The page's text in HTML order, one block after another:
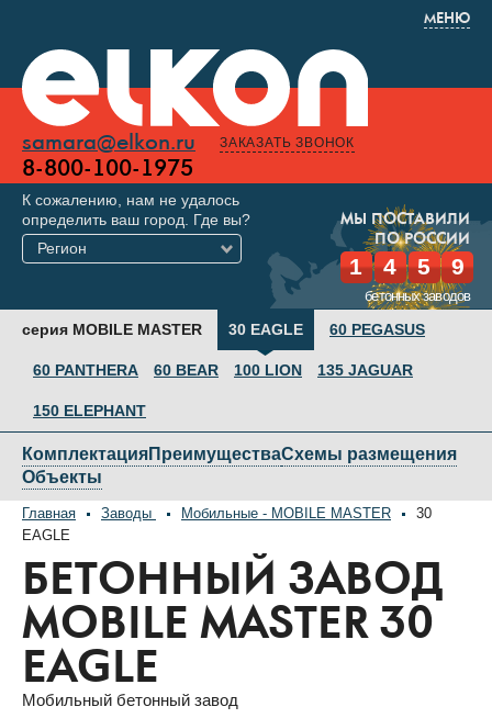
МЕНЮ
samara@elkon.ru
8-800-100-1975
ЗАКАЗАТЬ ЗВОНОК
МЫ ПОСТАВИЛИ
ПО РОССИИ
1 4 5 9
бетонных заводов
К сожалению, нам не удалось
определить ваш город. Где вы?
Регион
серия MOBILE MASTER 30 EAGLE 60 PEGASUS
60 PANTHERA 60 BEAR 100 LION 135 JAGUAR
150 ELEPHANT
КомплектацияПреимуществаСхемы размещения
Объекты
Главная Заводы Мобильные - MOBILE MASTER
30
EAGLE
БЕТОННЫЙ ЗАВОД
MOBILE MASTER 30
EAGLE
Мобильный бетонный завод